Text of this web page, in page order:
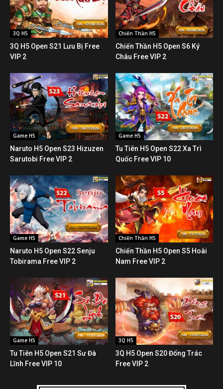
3Q H5
3Q H5 Open S21 Lưu Bị Free
VIP 2
Chiến Thần H5
Chiến Thần H5 Open S6 Ký
Châu Free VIP 2
Game H5
Naruto H5 Open S23 Hizuzen
Sarutobi Free VIP 2
Game H5
Tu Tiên H5 Open S22 Xa Trì
Quốc Free VIP 10
Game H5
Naruto H5 Open S22 Senju
Tobirama Free VIP 2
Chiến Thần H5
Chiến Thần H5 Open S5 Hoài
Nam Free VIP 2
Game H5
Tu Tiên H5 Open S21 Sư Đà
Lĩnh Free VIP 10
3Q H5
3Q H5 Open S20 Đổng Trác
Free VIP 2